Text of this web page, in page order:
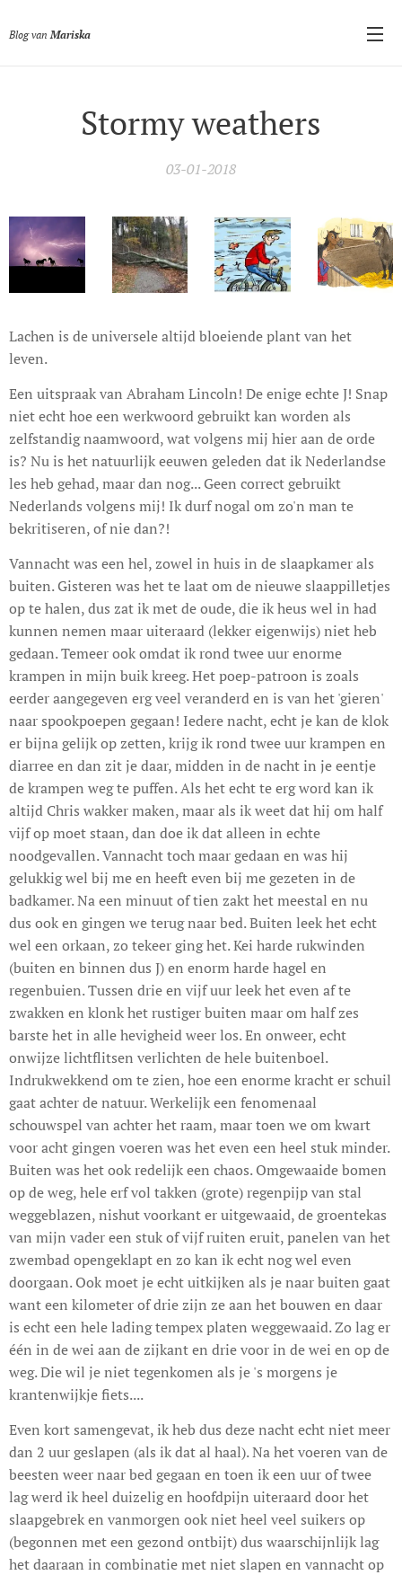
Blog van Mariska
Stormy weathers
03-01-2018
Lachen is de universele altijd bloeiende plant van het
leven.
Een uitspraak van Abraham Lincoln! De enige echte J! Snap
niet echt hoe een werkwoord gebruikt kan worden als
zelfstandig naamwoord, wat volgens mij hier aan de orde
is? Nu is het natuurlijk eeuwen geleden dat ik Nederlandse
les heb gehad, maar dan nog... Geen correct gebruikt
Nederlands volgens mij! Ik durf nogal om zo'n man te
bekritiseren, of nie dan?!
Vannacht was een hel, zowel in huis in de slaapkamer als
buiten. Gisteren was het te laat om de nieuwe slaappilletjes
op te halen, dus zat ik met de oude, die ik heus wel in had
kunnen nemen maar uiteraard (lekker eigenwijs) niet heb
gedaan. Temeer ook omdat ik rond twee uur enorme
krampen in mijn buik kreeg. Het poep-patroon is zoals
eerder aangegeven erg veel veranderd en is van het 'gieren'
naar spookpoepen gegaan! Iedere nacht, echt je kan de klok
er bijna gelijk op zetten, krijg ik rond twee uur krampen en
diarree en dan zit je daar, midden in de nacht in je eentje
de krampen weg te puffen. Als het echt te erg word kan ik
altijd Chris wakker maken, maar als ik weet dat hij om half
vijf op moet staan, dan doe ik dat alleen in echte
noodgevallen. Vannacht toch maar gedaan en was hij
gelukkig wel bij me en heeft even bij me gezeten in de
badkamer. Na een minuut of tien zakt het meestal en nu
dus ook en gingen we terug naar bed. Buiten leek het echt
wel een orkaan, zo tekeer ging het. Kei harde rukwinden
(buiten en binnen dus J) en enorm harde hagel en
regenbuien. Tussen drie en vijf uur leek het even af te
zwakken en klonk het rustiger buiten maar om half zes
barste het in alle hevigheid weer los. En onweer, echt
onwijze lichtflitsen verlichten de hele buitenboel.
Indrukwekkend om te zien, hoe een enorme kracht er schuil
gaat achter de natuur. Werkelijk een fenomenaal
schouwspel van achter het raam, maar toen we om kwart
voor acht gingen voeren was het even een heel stuk minder.
Buiten was het ook redelijk een chaos. Omgewaaide bomen
op de weg, hele erf vol takken (grote) regenpijp van stal
weggeblazen, nishut voorkant er uitgewaaid, de groentekas
van mijn vader een stuk of vijf ruiten eruit, panelen van het
zwembad opengeklapt en zo kan ik echt nog wel even
doorgaan. Ook moet je echt uitkijken als je naar buiten gaat
want een kilometer of drie zijn ze aan het bouwen en daar
is echt een hele lading tempex platen weggewaaid. Zo lag er
één in de wei aan de zijkant en drie voor in de wei en op de
weg. Die wil je niet tegenkomen als je 's morgens je
krantenwijkje fiets....
Even kort samengevat, ik heb dus deze nacht echt niet meer
dan 2 uur geslapen (als ik dat al haal). Na het voeren van de
beesten weer naar bed gegaan en toen ik een uur of twee
lag werd ik heel duizelig en hoofdpijn uiteraard door het
slaapgebrek en vanmorgen ook niet heel veel suikers op
(begonnen met een gezond ontbijt) dus waarschijnlijk lag
het daaraan in combinatie met niet slapen en vannacht op